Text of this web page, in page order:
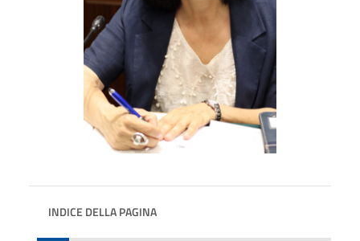
INDICE DELLA PAGINA